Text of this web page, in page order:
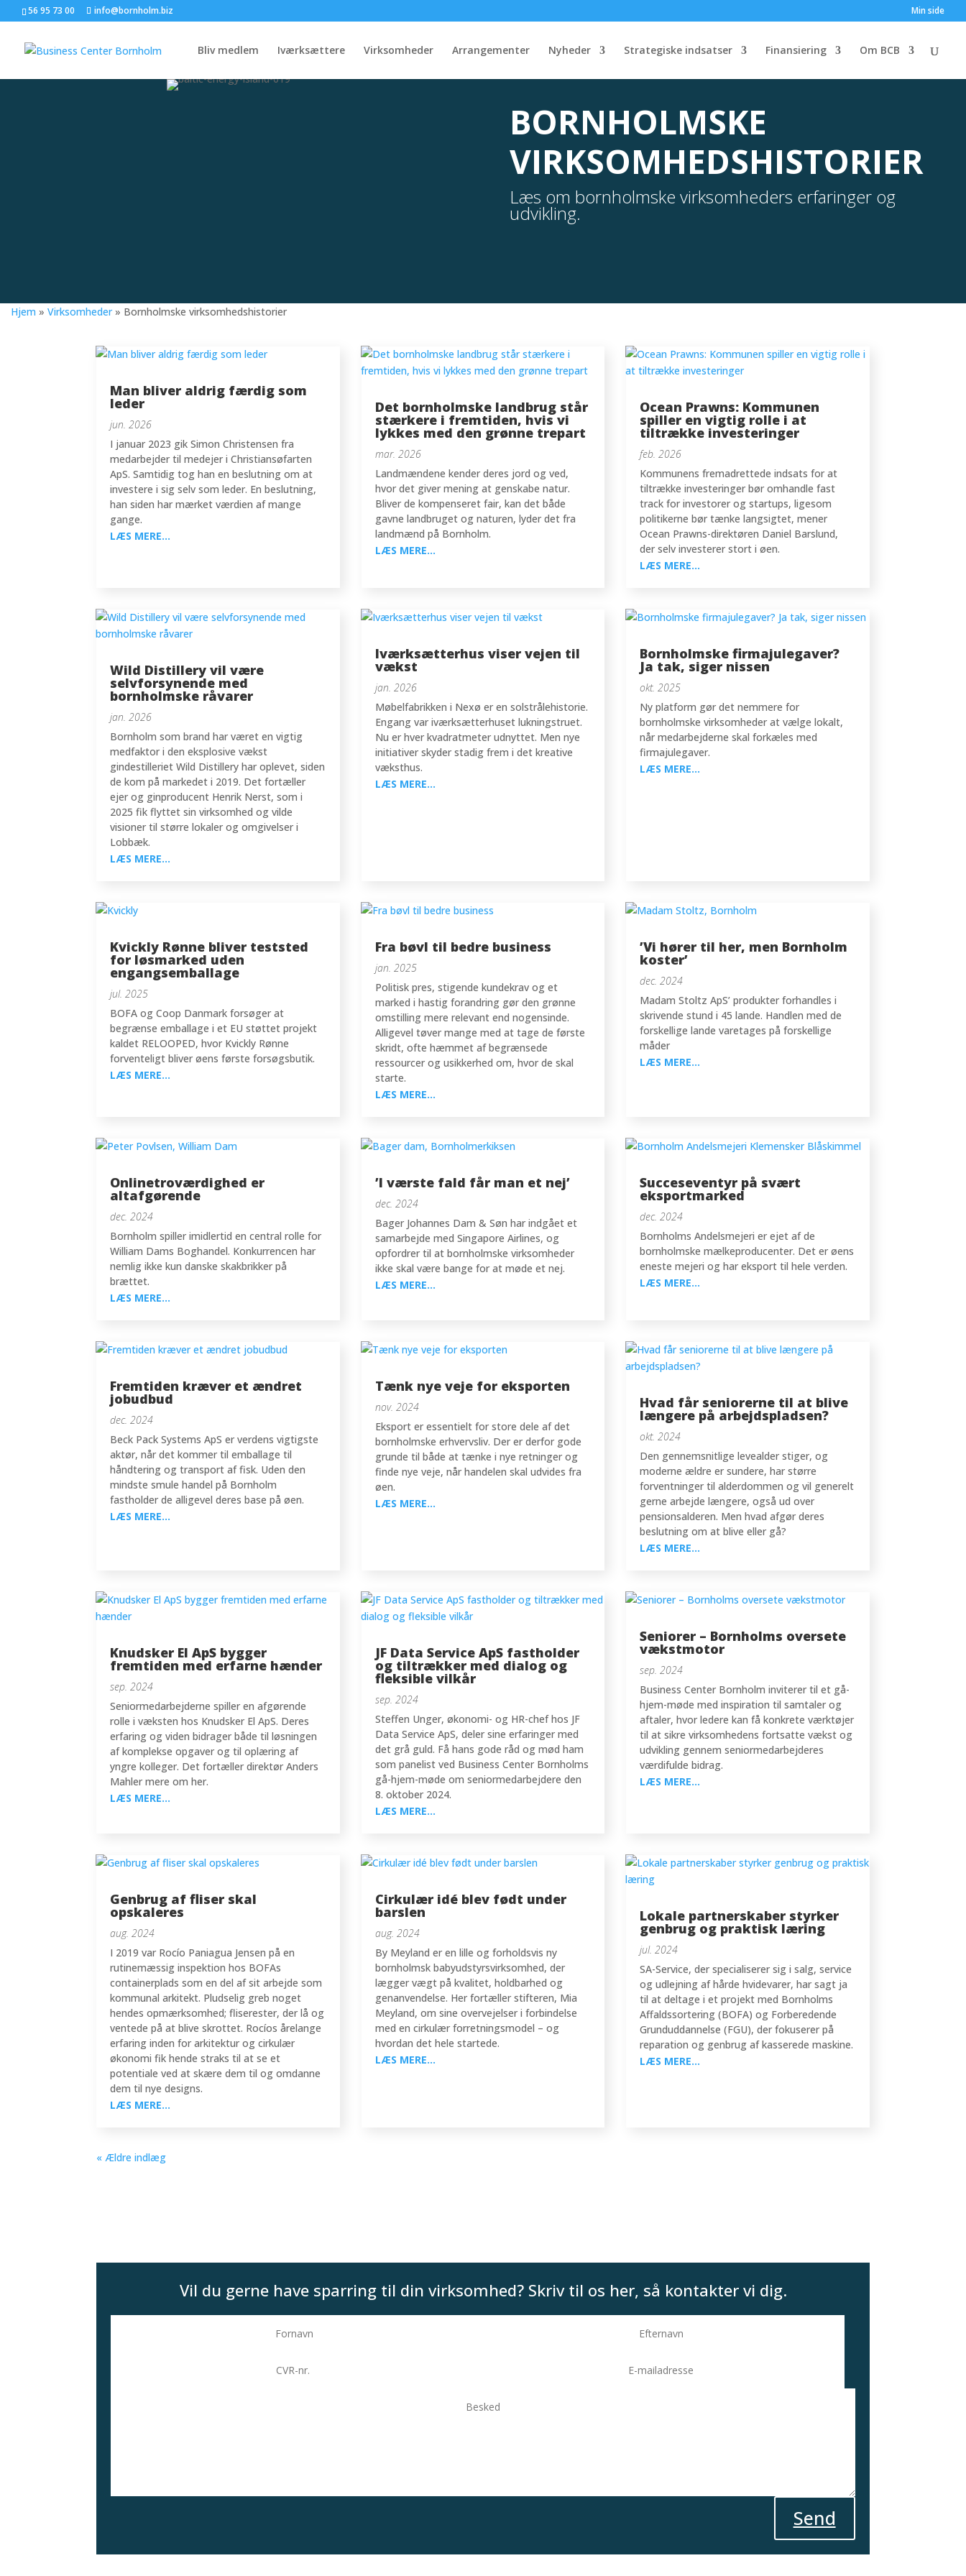
56 95 73 00 info@bornholm.biz Min side
Bliv medlem Iværksættere Virksomheder Arrangementer Nyheder Strategiske indsatser Finansiering Om BCB
BORNHOLMSKE
VIRKSOMHEDSHISTORIER
Læs om bornholmske virksomheders erfaringer og
udvikling.
Hjem » Virksomheder» Bornholmske virksomhedshistorier
Man bliver aldrig færdig som
leder
jun. 2026
I januar 2023 gik Simon Christensen fra
medarbejder til medejer i Christiansøfarten
ApS. Samtidig tog han en beslutning om at
investere i sig selv som leder. En beslutning,
han siden har mærket værdien af mange
gange.
LÆS MERE...
Det bornholmske landbrug står
stærkere i fremtiden, hvis vi
lykkes med den grønne trepart
mar. 2026
Landmændene kender deres jord og ved,
hvor det giver mening at genskabe natur.
Bliver de kompenseret fair, kan det både
gavne landbruget og naturen, lyder det fra
landmænd på Bornholm.
LÆS MERE...
Ocean Prawns: Kommunen
spiller en vigtig rolle i at
tiltrække investeringer
feb. 2026
Kommunens fremadrettede indsats for at
tiltrække investeringer bør omhandle fast
track for investorer og startups, ligesom
politikerne bør tænke langsigtet, mener
Ocean Prawns-direktøren Daniel Barslund,
der selv investerer stort i øen.
LÆS MERE...
Wild Distillery vil være
selvforsynende med
bornholmske råvarer
jan. 2026
Bornholm som brand har været en vigtig
medfaktor i den eksplosive vækst
gindestilleriet Wild Distillery har oplevet, siden
de kom på markedet i 2019. Det fortæller
ejer og ginproducent Henrik Nerst, som i
2025 fik flyttet sin virksomhed og vilde
visioner til større lokaler og omgivelser i
Lobbæk.
LÆS MERE...
Iværksætterhus viser vejen til
vækst
jan. 2026
Møbelfabrikken i Nexø er en solstrålehistorie.
Engang var iværksætterhuset lukningstruet.
Nu er hver kvadratmeter udnyttet. Men nye
initiativer skyder stadig frem i det kreative
væksthus.
LÆS MERE...
Bornholmske firmajulegaver?
Ja tak, siger nissen
okt. 2025
Ny platform gør det nemmere for
bornholmske virksomheder at vælge lokalt,
når medarbejderne skal forkæles med
firmajulegaver.
LÆS MERE...
Kvickly Rønne bliver teststed
for løsmarked uden
engangsemballage
jul. 2025
BOFA og Coop Danmark forsøger at
begrænse emballage i et EU støttet projekt
kaldet RELOOPED, hvor Kvickly Rønne
forventeligt bliver øens første forsøgsbutik.
LÆS MERE...
Fra bøvl til bedre business
jan. 2025
Politisk pres, stigende kundekrav og et
marked i hastig forandring gør den grønne
omstilling mere relevant end nogensinde.
Alligevel tøver mange med at tage de første
skridt, ofte hæmmet af begrænsede
ressourcer og usikkerhed om, hvor de skal
starte.
LÆS MERE...
’Vi hører til her, men Bornholm
koster’
dec. 2024
Madam Stoltz ApS’ produkter forhandles i
skrivende stund i 45 lande. Handlen med de
forskellige lande varetages på forskellige
måder
LÆS MERE...
Onlinetroværdighed er
altafgørende
dec. 2024
Bornholm spiller imidlertid en central rolle for
William Dams Boghandel. Konkurrencen har
nemlig ikke kun danske skakbrikker på
brættet.
LÆS MERE...
’I værste fald får man et nej’
dec. 2024
Bager Johannes Dam & Søn har indgået et
samarbejde med Singapore Airlines, og
opfordrer til at bornholmske virksomheder
ikke skal være bange for at møde et nej.
LÆS MERE...
Succeseventyr på svært
eksportmarked
dec. 2024
Bornholms Andelsmejeri er ejet af de
bornholmske mælkeproducenter. Det er øens
eneste mejeri og har eksport til hele verden.
LÆS MERE...
Fremtiden kræver et ændret
jobudbud
dec. 2024
Beck Pack Systems ApS er verdens vigtigste
aktør, når det kommer til emballage til
håndtering og transport af fisk. Uden den
mindste smule handel på Bornholm
fastholder de alligevel deres base på øen.
LÆS MERE...
Tænk nye veje for eksporten
nov. 2024
Eksport er essentielt for store dele af det
bornholmske erhvervsliv. Der er derfor gode
grunde til både at tænke i nye retninger og
finde nye veje, når handelen skal udvides fra
øen.
LÆS MERE...
Hvad får seniorerne til at blive
længere på arbejdspladsen?
okt. 2024
Den gennemsnitlige levealder stiger, og
moderne ældre er sundere, har større
forventninger til alderdommen og vil generelt
gerne arbejde længere, også ud over
pensionsalderen. Men hvad afgør deres
beslutning om at blive eller gå?
LÆS MERE...
Knudsker El ApS bygger
fremtiden med erfarne hænder
sep. 2024
Seniormedarbejderne spiller en afgørende
rolle i væksten hos Knudsker El ApS. Deres
erfaring og viden bidrager både til løsningen
af komplekse opgaver og til oplæring af
yngre kolleger. Det fortæller direktør Anders
Mahler mere om her.
LÆS MERE...
JF Data Service ApS fastholder
og tiltrækker med dialog og
fleksible vilkår
sep. 2024
Steffen Unger, økonomi- og HR-chef hos JF
Data Service ApS, deler sine erfaringer med
det grå guld. Få hans gode råd og mød ham
som panelist ved Business Center Bornholms
gå-hjem-møde om seniormedarbejdere den
8. oktober 2024.
LÆS MERE...
Seniorer – Bornholms oversete
vækstmotor
sep. 2024
Business Center Bornholm inviterer til et gå-
hjem-møde med inspiration til samtaler og
aftaler, hvor ledere kan få konkrete værktøjer
til at sikre virksomhedens fortsatte vækst og
udvikling gennem seniormedarbejderes
værdifulde bidrag.
LÆS MERE...
Genbrug af fliser skal
opskaleres
aug. 2024
I 2019 var Rocío Paniagua Jensen på en
rutinemæssig inspektion hos BOFAs
containerplads som en del af sit arbejde som
kommunal arkitekt. Pludselig greb noget
hendes opmærksomhed; fliserester, der lå og
ventede på at blive skrottet. Rocíos årelange
erfaring inden for arkitektur og cirkulær
økonomi fik hende straks til at se et
potentiale ved at skære dem til og omdanne
dem til nye designs.
LÆS MERE...
Cirkulær idé blev født under
barslen
aug. 2024
By Meyland er en lille og forholdsvis ny
bornholmsk babyudstyrsvirksomhed, der
lægger vægt på kvalitet, holdbarhed og
genanvendelse. Her fortæller stifteren, Mia
Meyland, om sine overvejelser i forbindelse
med en cirkulær forretningsmodel – og
hvordan det hele startede.
LÆS MERE...
Lokale partnerskaber styrker
genbrug og praktisk læring
jul. 2024
SA-Service, der specialiserer sig i salg, service
og udlejning af hårde hvidevarer, har sagt ja
til at deltage i et projekt med Bornholms
Affaldssortering (BOFA) og Forberedende
Grunduddannelse (FGU), der fokuserer på
reparation og genbrug af kasserede maskine.
LÆS MERE...
« Ældre indlæg
Vil du gerne have sparring til din virksomhed? Skriv til os her, så kontakter vi dig.
Send